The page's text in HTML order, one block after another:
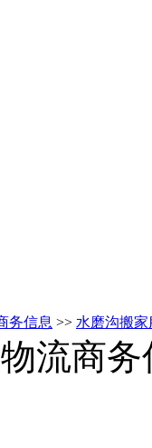
务信息 >> 水磨沟搬
流商